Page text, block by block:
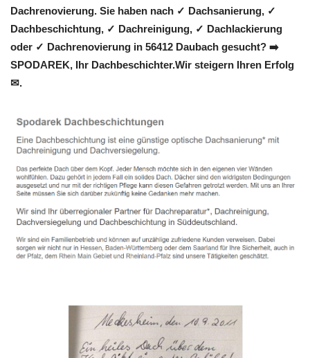
Dachrenovierung. Sie haben nach ✓ Dachsanierung, ✓
Dachbeschichtung, ✓ Dachreinigung, ✓ Dachlackierung
oder ✓ Dachrenovierung in 56412 Daubach gesucht? ➡️
SPODAREK, Ihr Dachbeschichter.Wir steigern Ihren Erfolg
✉.